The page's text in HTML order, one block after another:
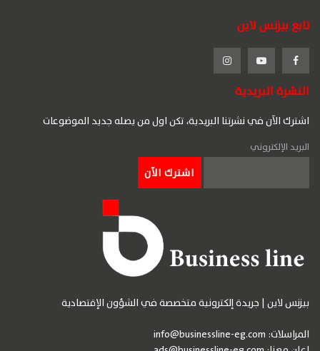
تابع بيزنس لاين
النشرة البريدية
اشترك الآن في نشرتنا البريدية، تكن اول من يصله جديد الموضوعات
البريد الإلكتروني
بيزنس لاين | جريدة إلكترونية متخصصة في الشؤون الإقتصادية
المراسلات: info@businessline-eg.com